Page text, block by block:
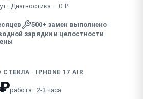
· Диагностика — 0 ₽
500+ замен выполнено
зарядки и целостности
· IPHONE 17 AIR
работа · 2-3 часа